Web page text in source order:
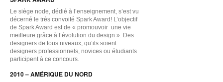
Le siège node, dédié à l’enseignement, s’est vu
décerné le très convoité Spark Award! L’objectif
de Spark Award est de « promouvoir une vie
meilleure grâce à l’évolution du design ». Des
designers de tous niveaux, qu’ils soient
designers professionnels, novices ou étudiants
participent à ce concours.
2010 – AMÉRIQUE DU NORD